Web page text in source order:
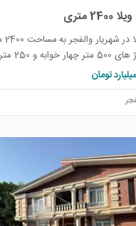
متری
مجزا
سند شش دانگ عرصه و اعیان